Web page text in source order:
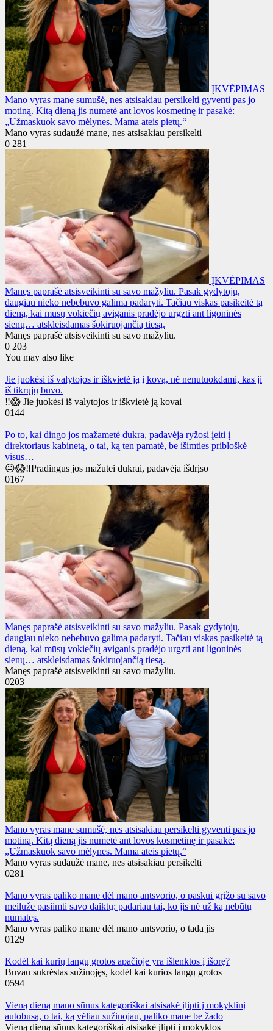
ĮKVĖPIMAS
Mano vyras mane sumušė, nes atsisakiau persikelti gyventi pas jo
motiną. Kitą dieną jis numetė ant lovos kosmetinę ir pasakė:
„Užmaskuok savo mėlynes. Mama ateis pietų.“
Mano vyras sudaužė mane, nes atsisakiau persikelti
0 281
ĮKVĖPIMAS
Manęs paprašė atsisveikinti su savo mažyliu. Pasak gydytojų,
daugiau nieko nebebuvo galima padaryti. Tačiau viskas pasikeitė tą
dieną, kai mūsų vokiečių aviganis pradėjo urgzti ant ligoninės
sienų… atskleisdamas šokiruojančią tiesą.
Manęs paprašė atsisveikinti su savo mažyliu.
0 203
You may also like
Jie juokėsi iš valytojos ir iškvietė ją į kovą, nė nenutuokdami, kas ji
iš tikrųjų buvo.
‼️😱 Jie juokėsi iš valytojos ir iškvietė ją kovai
0144
Po to, kai dingo jos mažametė dukra, padavėja ryžosi įeiti į
direktoriaus kabinetą, o tai, ką ten pamatė, be išimties pribloškė
visus…
😐😱‼️Pradingus jos mažutei dukrai, padavėja išdrįso
0167
Manęs paprašė atsisveikinti su savo mažyliu. Pasak gydytojų,
daugiau nieko nebebuvo galima padaryti. Tačiau viskas pasikeitė tą
dieną, kai mūsų vokiečių aviganis pradėjo urgzti ant ligoninės
sienų… atskleisdamas šokiruojančią tiesą.
Manęs paprašė atsisveikinti su savo mažyliu.
0203
Mano vyras mane sumušė, nes atsisakiau persikelti gyventi pas jo
motiną. Kitą dieną jis numetė ant lovos kosmetinę ir pasakė:
„Užmaskuok savo mėlynes. Mama ateis pietų.“
Mano vyras sudaužė mane, nes atsisakiau persikelti
0281
Mano vyras paliko mane dėl mano antsvorio, o paskui grįžo su savo
meiluže pasiimti savo daiktų: padariau tai, ko jis nė už ką nebūtų
numatęs.
Mano vyras paliko mane dėl mano antsvorio, o tada jis
0129
Kodėl kai kurių langų grotos apačioje yra išlenktos į išorę?
Buvau sukrėstas sužinojęs, kodėl kai kurios langų grotos
0594
Vieną dieną mano sūnus kategoriškai atsisakė įlipti į mokyklinį
autobusą, o tai, ką vėliau sužinojau, paliko mane be žado
Vieną dieną sūnus kategoriškai atsisakė įlipti į mokyklos